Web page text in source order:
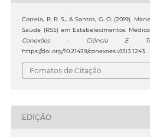
Correia, R. R. S., & Santos, G. O. (2019).
Saúde (RSS) em Estabelecimentos
Conexões - Ciência E
https://doi.org/10.21439/conexoes.v13i3.1243
Fomatos de Citação
EDIÇÃO